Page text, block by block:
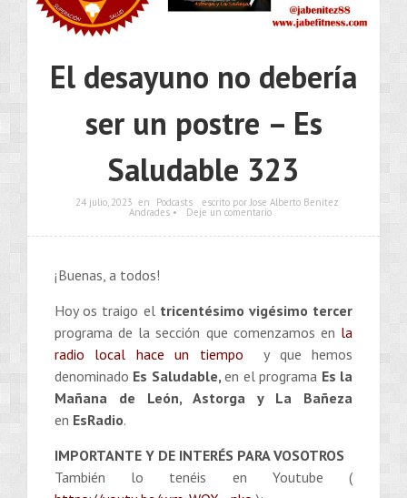
El desayuno no debería
ser un postre – Es
Saludable 323
24 julio, 2023 en Podcasts escrito por Jose Alberto Benítez
Andrades • Deje un comentario
¡Buenas, a todos!
Hoy os traigo el tricentésimo vigésimo tercer
programa de la sección que comenzamos en la
radio local hace un tiempo
y que hemos
denominado Es Saludable,en el programa Es la
Mañana de León, Astorga y La Bañeza
en EsRadio.
IMPORTANTE Y DE INTERÉS PARA VOSOTROS
También lo tenéis en Youtube (